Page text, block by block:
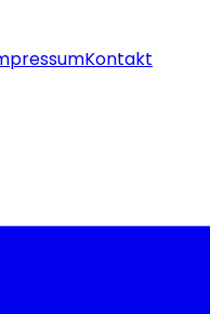
Kontakt